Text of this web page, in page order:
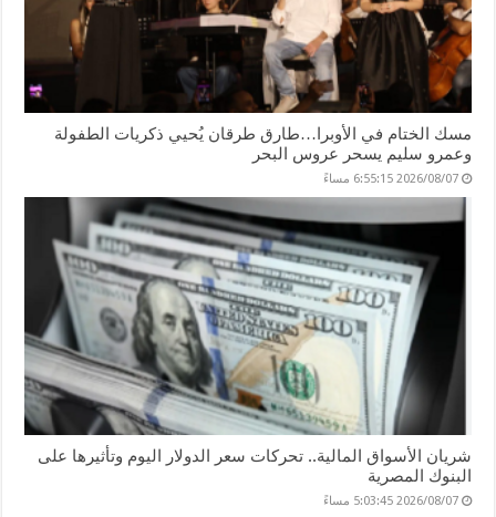
مسك الختام في الأوبرا…طارق طرقان يُحيي ذكريات الطفولة
وعمرو سليم يسحر عروس البحر
2026/08/07 6:55:15 مساءً
شريان الأسواق المالية.. تحركات سعر الدولار اليوم وتأثيرها على
البنوك المصرية
2026/08/07 5:03:45 مساءً